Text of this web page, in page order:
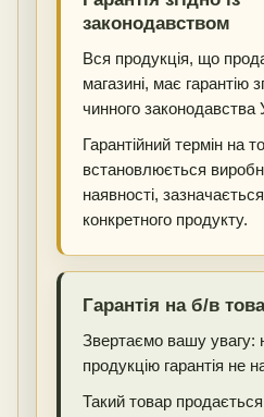
законодавством
Вся продукція, що
магазині, має гарантію
чинного законодавства
Гарантійний термін на
встановлюється
наявності,
конкретного продукту.
Гарантія на б/в
Звертаємо вашу увагу:
продукцію гарантія не
Такий товар продається